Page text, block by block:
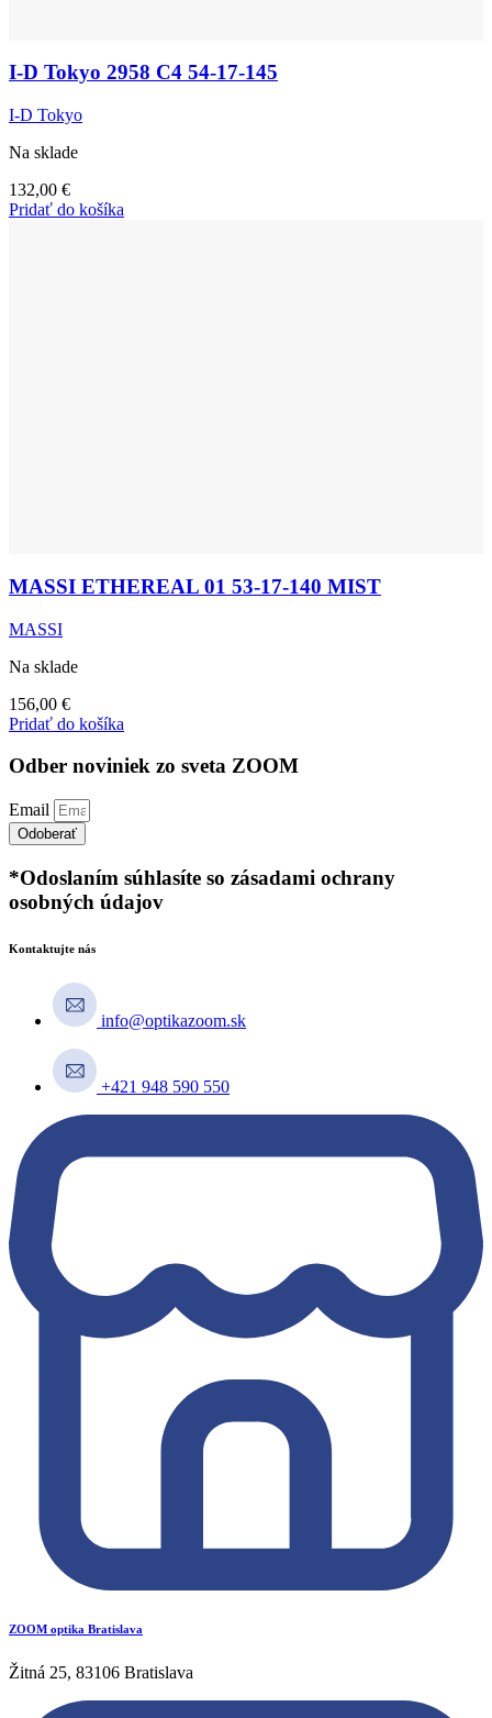
I-D Tokyo 2958 C4 54-17-145
I-D Tokyo
Na sklade
132,00 €
Pridať do košíka
MASSI ETHEREAL 01 53-17-140 MIST
MASSI
Na sklade
156,00 €
Pridať do košíka
Odber noviniek zo sveta ZOOM
Email
Odoberať
*Odoslaním súhlasíte so zásadami ochrany
osobných údajov
Kontaktujte nás
info@optikazoom.sk
+421 948 590 550
ZOOM optika Bratislava
Žitná 25, 83106 Bratislava